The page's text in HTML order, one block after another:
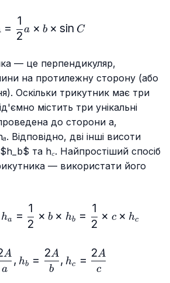
A=\frac{1}{2}a×
=
2
1
a × b × sin C
— це перпендикуляр,
на протилежну сторону (або
Оскільки трикутник має три
містить три унікальні
до сторони a,
. Відповідно, дві інші висоти
та h꜀. Найпростіший спосіб
— використати його
A=\frac{1}{2}× a×
ha =
2
1
× b × hb =
2
1
× c × hc
h_a=\frac{2A}{a},
a
A , hb =
b
2A, hc =
c
2A